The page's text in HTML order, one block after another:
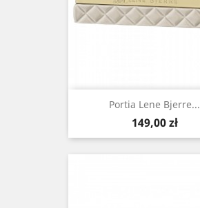
Portia Lene Bjerre...
Cena
149,00 zł